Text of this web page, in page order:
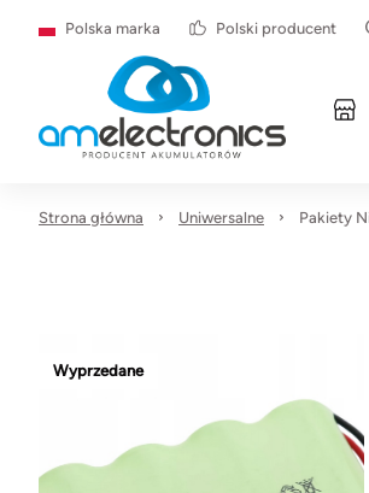
Polska marka Polski producent
Strona główna Uniwersalne Pakiety
Wyprzedane